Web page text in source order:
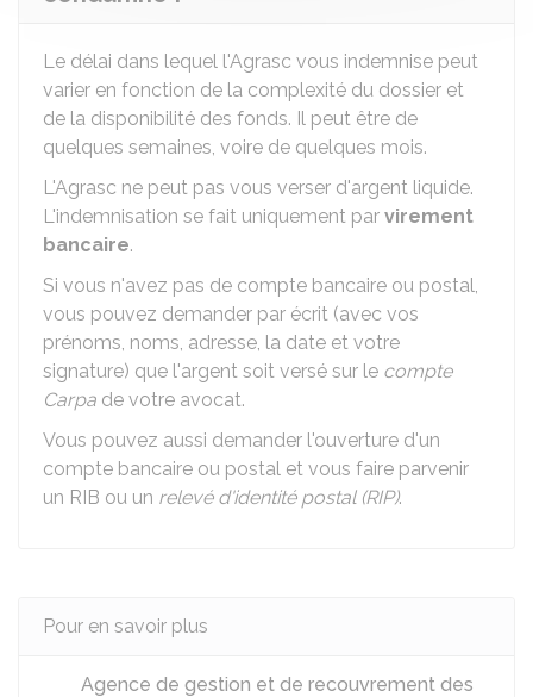
Le délai dans lequel l'Agrasc vous indemnise peut
varier en fonction de la complexité du dossier et
de la disponibilité des fonds. Il peut être de
quelques semaines, voire de quelques mois.
L'Agrasc ne peut pas vous verser d'argent liquide.
L'indemnisation se fait uniquement par virement
bancaire.
Si vous n'avez pas de compte bancaire ou postal,
vous pouvez demander par écrit (avec vos
prénoms, noms, adresse, la date et votre
signature) que l'argent soit versé sur le compte
Carpa de votre avocat.
Vous pouvez aussi demander l'ouverture d'un
compte bancaire ou postal et vous faire parvenir
un RIB ou un relevé d'identité postal (RIP).
Pour en savoir plus
Agence de gestion et de recouvrement des